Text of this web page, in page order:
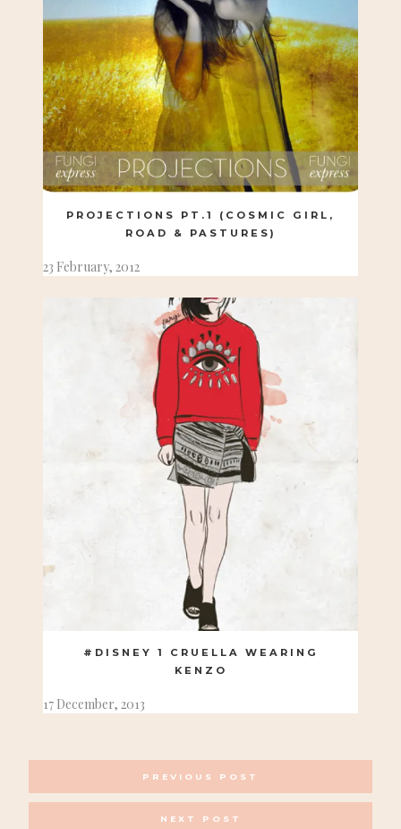
PROJECTIONS PT.1 (COSMIC GIRL,
ROAD & PASTURES)
23 February, 2012
#DISNEY 1 CRUELLA WEARING
KENZO
17 December, 2013
NAVIGATION
PREVIOUS POST
NEXT POST